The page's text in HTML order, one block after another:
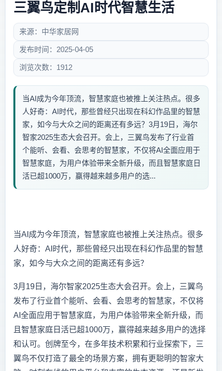
三翼鸟定制AI时代智慧生活
来源：中华家居网
发布时间：2025-04-05
浏览次数：1912
当AI成为今年顶流，智慧家庭也被推上关注热点。很多
人好奇：AI时代，那些曾经只出现在科幻作品里的智慧
家，如今与大众之间的距离还有多远？3月19日，海尔
智家2025生态大会召开。会上，三翼鸟发布了行业首
个能听、会看、会思考的智慧家，不仅将AI全面应用于
智慧家庭，为用户体验带来全新升级，而且智慧家庭日
活已超1000万，赢得越来越多用户的选...
当AI成为今年顶流，智慧家庭也被推上关注热点。很多
人好奇：AI时代，那些曾经只出现在科幻作品里的智慧
家，如今与大众之间的距离还有多远？
3月19日，海尔智家2025生态大会召开。会上，三翼鸟
发布了行业首个能听、会看、会思考的智慧家，不仅将
AI全面应用于智慧家庭，为用户体验带来全新升级，而
且智慧家庭日活已超1000万，赢得越来越多用户的选择
和认可。创牌至今，在多年技术积累和行业探索下，三
翼鸟不仅打造了最全的场景方案，拥有更聪明的智家大